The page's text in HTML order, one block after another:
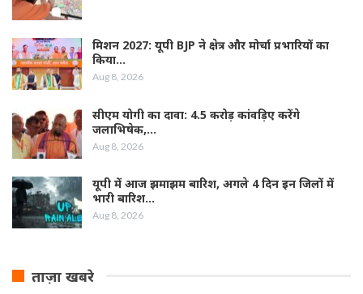
मिशन 2027: यूपी BJP ने क्षेत्र और मोर्चा प्रभारियों का
किया…
Aug 8, 2026
सीएम योगी का दावा: 4.5 करोड़ कांवड़िए करेंगे
जलाभिषेक,…
Aug 8, 2026
यूपी में आज झमाझम बारिश, अगले 4 दिन इन जिलों में
भारी बारिश…
Aug 8, 2026
ताज़ा खबरे